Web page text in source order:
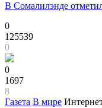
В Сомалилэнде
0
125539
0
0
1697
8
Газета В мире